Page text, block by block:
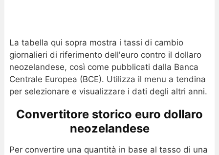
La tabella qui sopra mostra i tassi di cambio
giornalieri di riferimento dell'euro contro il dollaro
neozelandese, così come pubblicati dalla Banca
Centrale Europea (BCE). Utilizza il menu a tendina
per selezionare e visualizzare i dati degli altri anni.
Convertitore storico euro dollaro
neozelandese
Per convertire una quantità in base al tasso di una